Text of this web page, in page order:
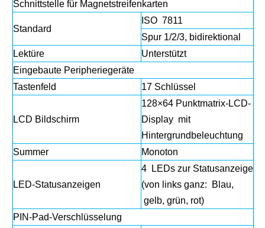
Schnittstelle für Magnetstreifenkarten
Standard
ISO 7811
Spur 1/2/3, bidirektional
Lektüre
Unterstützt
Eingebaute Peripheriegeräte
Tastenfeld
17 Schlüssel
LCD Bildschirm
128×64 Punktmatrix-LCD-
Display mit
Hintergrundbeleuchtung
Summer
Monoton
LED-Statusanzeigen
4 LEDs zur Statusanzeige
(von links ganz: Blau,
gelb, grün, rot)
PIN-Pad-Verschlüsselung